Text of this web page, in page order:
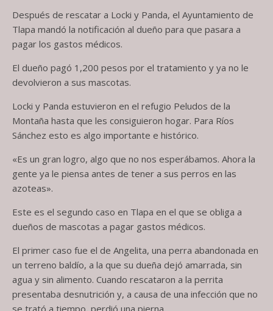
Después de rescatar a Locki y Panda, el Ayuntamiento de
Tlapa mandó la notificación al dueño para que pasara a
pagar los gastos médicos.
El dueño pagó 1,200 pesos por el tratamiento y ya no le
devolvieron a sus mascotas.
Locki y Panda estuvieron en el refugio Peludos de la
Montaña hasta que les consiguieron hogar. Para Ríos
Sánchez esto es algo importante e histórico.
«Es un gran logro, algo que no nos esperábamos. Ahora la
gente ya le piensa antes de tener a sus perros en las
azoteas».
Este es el segundo caso en Tlapa en el que se obliga a
dueños de mascotas a pagar gastos médicos.
El primer caso fue el de Angelita, una perra abandonada en
un terreno baldío, a la que su dueña dejó amarrada, sin
agua y sin alimento. Cuando rescataron a la perrita
presentaba desnutrición y, a causa de una infección que no